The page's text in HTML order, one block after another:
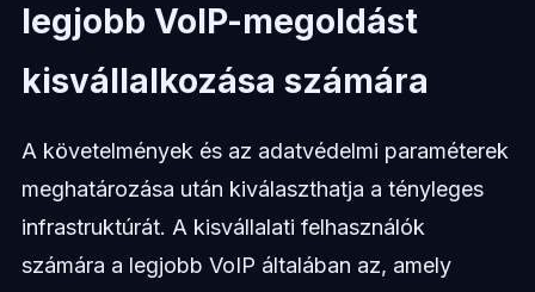
legjobb VoIP-megoldást
kisvállalkozása számára
A követelmények és az adatvédelmi paraméterek
meghatározása után kiválaszthatja a tényleges
infrastruktúrát. A kisvállalati felhasználók
számára a legjobb VoIP általában az, amely